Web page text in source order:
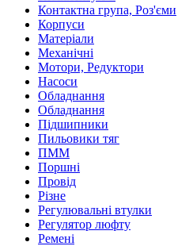
Контактна група, Роз'єми
Корпуси
Матеріали
Механічні
Мотори, Редуктори
Насоси
Обладнання
Обладнання
Підшипники
Пильовики тяг
ПММ
Поршні
Провід
Різне
Регулювальні втулки
Регулятор люфту
Ремені